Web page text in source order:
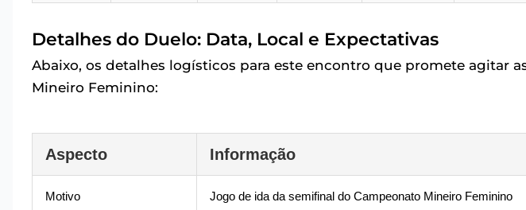
Detalhes do Duelo: Data, Local e Expectativas
Abaixo, os detalhes logísticos para este encontro que promete agitar
Mineiro Feminino:
Aspecto Informação
Motivo Jogo de ida da semifinal do Campeonato Mineiro Feminino